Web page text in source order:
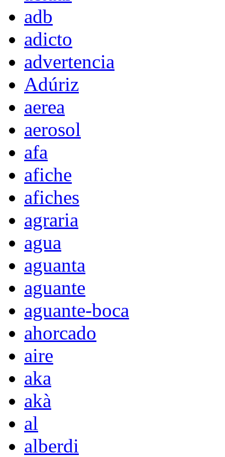
adb
adicto
advertencia
Adúriz
aerea
aerosol
afa
afiche
afiches
agraria
agua
aguanta
aguante
aguante-boca
ahorcado
aire
aka
akà
al
alberdi